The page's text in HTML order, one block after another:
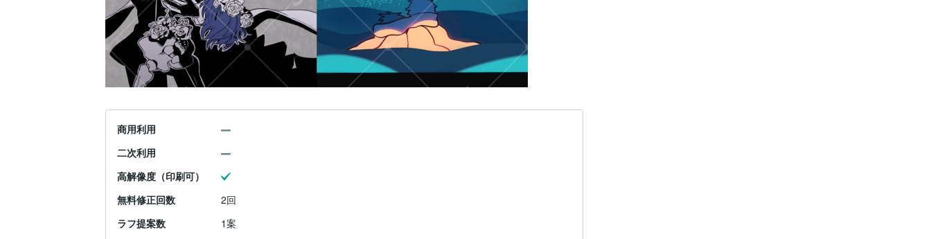
商用利用
二次利用
高解像度（印刷可）
無料修正回数
2回
ラフ提案数
1案